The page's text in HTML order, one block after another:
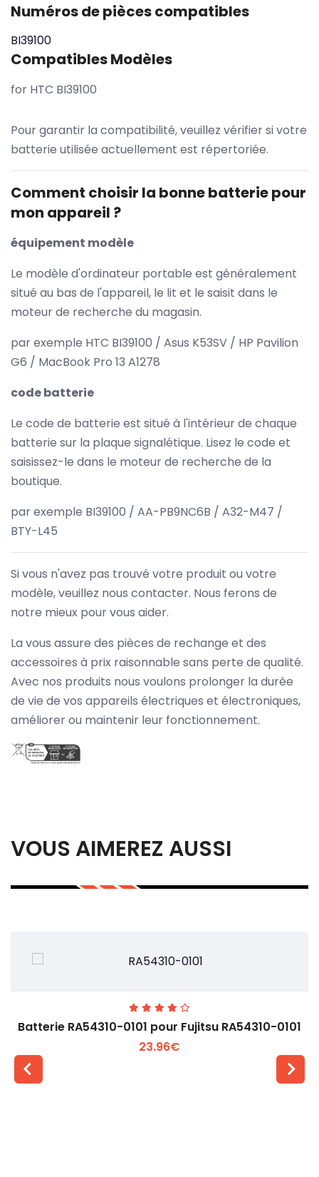
Numéros de pièces compatibles
BI39100
Compatibles Modèles
for HTC BI39100
Pour garantir la compatibilité, veuillez vérifier si votre
batterie utilisée actuellement est répertoriée.
Comment choisir la bonne batterie pour
mon appareil ?
équipement modèle
Le modèle d'ordinateur portable est généralement
situé au bas de l'appareil, le lit et le saisit dans le
moteur de recherche du magasin.
par exemple HTC BI39100 / Asus K53SV / HP Pavilion
G6 / MacBook Pro 13 A1278
code batterie
Le code de batterie est situé à l'intérieur de chaque
batterie sur la plaque signalétique. Lisez le code et
saisissez-le dans le moteur de recherche de la
boutique.
par exemple BI39100 / AA-PB9NC6B / A32-M47 /
BTY-L45
Si vous n'avez pas trouvé votre produit ou votre
modèle, veuillez nous contacter. Nous ferons de
notre mieux pour vous aider.
La vous assure des pièces de rechange et des
accessoires à prix raisonnable sans perte de qualité.
Avec nos produits nous voulons prolonger la durée
de vie de vos appareils électriques et électroniques,
améliorer ou maintenir leur fonctionnement.
VOUS AIMEREZ AUSSI
Batterie RA54310-0101 pour Fujitsu RA54310-0101
23.96€